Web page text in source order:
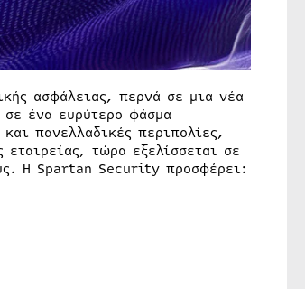
ασφάλειας, περνά σε μια νέα
σε ένα ευρύτερο φάσμα
πανελλαδικές περιπολίες,
τώρα εξελίσσεται σε
Η Spartan Security προσφέρει: